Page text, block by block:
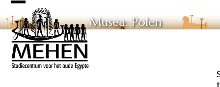
Skip
to
content
Open
mobile
menu
Close
mobile
menu
Musea: Polen